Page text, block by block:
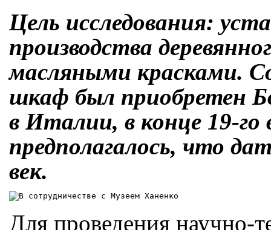
Цель исследования:
производства
масляными красками.
шкаф был приобретен
в Италии, в конце 19-го
предполагалось, что
век.
Для проведения научно-